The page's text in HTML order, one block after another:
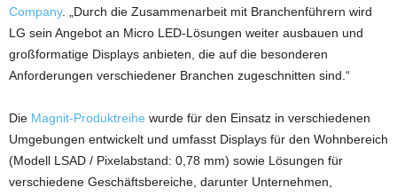
Company. „Durch die Zusammenarbeit mit Branchenführern wird
LG sein Angebot an Micro LED-Lösungen weiter ausbauen und
großformatige Displays anbieten, die auf die besonderen
Anforderungen verschiedener Branchen zugeschnitten sind.“
Die Magnit-Produktreihe wurde für den Einsatz in verschiedenen
Umgebungen entwickelt und umfasst Displays für den Wohnbereich
(Modell LSAD / Pixelabstand: 0,78 mm) sowie Lösungen für
verschiedene Geschäftsbereiche, darunter Unternehmen,